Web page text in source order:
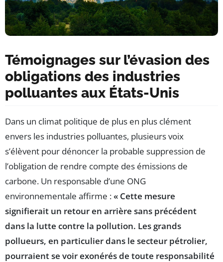
Témoignages sur l’évasion des
obligations des industries
polluantes aux États-Unis
Dans un climat politique de plus en plus clément
envers les industries polluantes, plusieurs voix
s’élèvent pour dénoncer la probable suppression de
l’obligation de rendre compte des émissions de
carbone. Un responsable d’une ONG
environnementale affirme :« Cette mesure
signifierait un retour en arrière sans précédent
dans la lutte contre la pollution. Les grands
pollueurs, en particulier dans le secteur pétrolier,
pourraient se voir exonérés de toute responsabilité